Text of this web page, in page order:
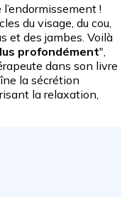
!
du visage, du cou,
et des jambes. Voilà
profondément",
dans son livre
la sécrétion
la relaxation,